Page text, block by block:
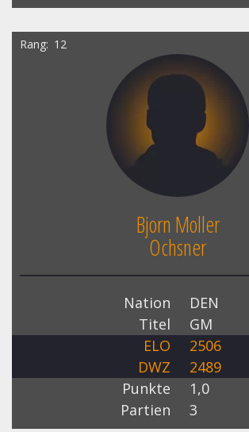
Rang 12
Bjorn Moller
Ochsner
Nation
DEN
Titel
GM
ELO
2506
DWZ
2489
Punkte
1,0
Partien
3